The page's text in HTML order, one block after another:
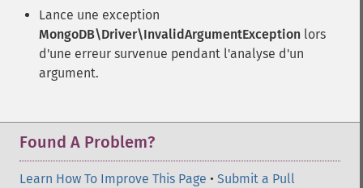
Lance une exception
MongoDB\Driver\InvalidArgumentException lors
d'une erreur survenue pendant l'analyse d'un
argument.
Found A Problem?
Learn How To Improve This Page • Submit a Pull